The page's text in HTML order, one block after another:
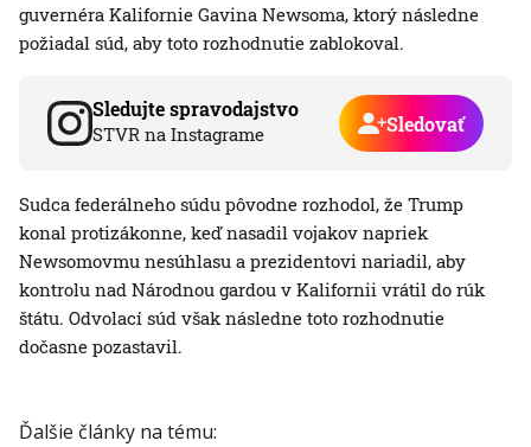
guvernéra Kalifornie Gavina Newsoma, ktorý následne
požiadal súd, aby toto rozhodnutie zablokoval.
Sledujte spravodajstvo
STVR na Instagrame Sledovať
Sudca federálneho súdu pôvodne rozhodol, že Trump
konal protizákonne, keď nasadil vojakov napriek
Newsomovmu nesúhlasu a prezidentovi nariadil, aby
kontrolu nad Národnou gardou v Kalifornii vrátil do rúk
štátu. Odvolací súd však následne toto rozhodnutie
dočasne pozastavil.
Ďalšie články na tému: